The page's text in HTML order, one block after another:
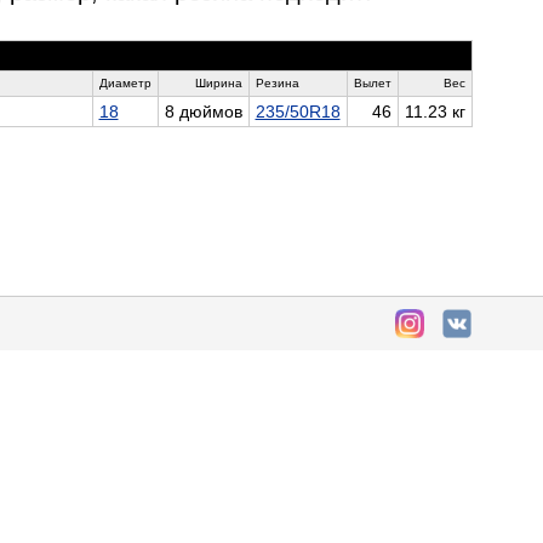
Диаметр Ширина Резина Вылет Вес
18 8 дюймов 235/50R18 46 11.23 кг